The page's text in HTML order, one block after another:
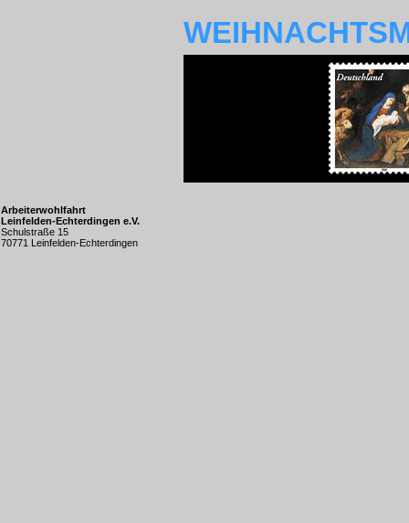
Arbeiterwohlfahrt
Leinfelden-Echterdingen e.V.
Schulstraße 15
70771 Leinfelden-Echterdingen